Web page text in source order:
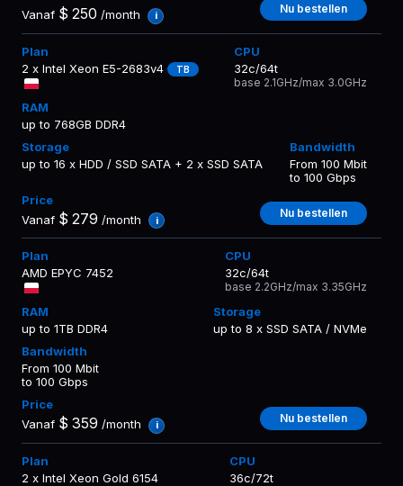
Vanaf $ 250 /month i
Nu bestellen
2 x Intel Xeon E5-2683v4 TB 32c/64t
base 2.1GHz/max 3.0GHz
up to 768GB DDR4
up to 16 x HDD / SSD SATA + 2 x SSD SATA
From 100 Mbit
to 100 Gbps
Vanaf $ 279 /month i
Nu bestellen
AMD EPYC 7452 32c/64t
base 2.2GHz/max 3.35GHz
up to 1TB DDR4 up to 8 x SSD SATA / NVMe
From 100 Mbit
to 100 Gbps
Vanaf $ 359 /month i
Nu bestellen
2 x Intel Xeon Gold 6154 36c/72t